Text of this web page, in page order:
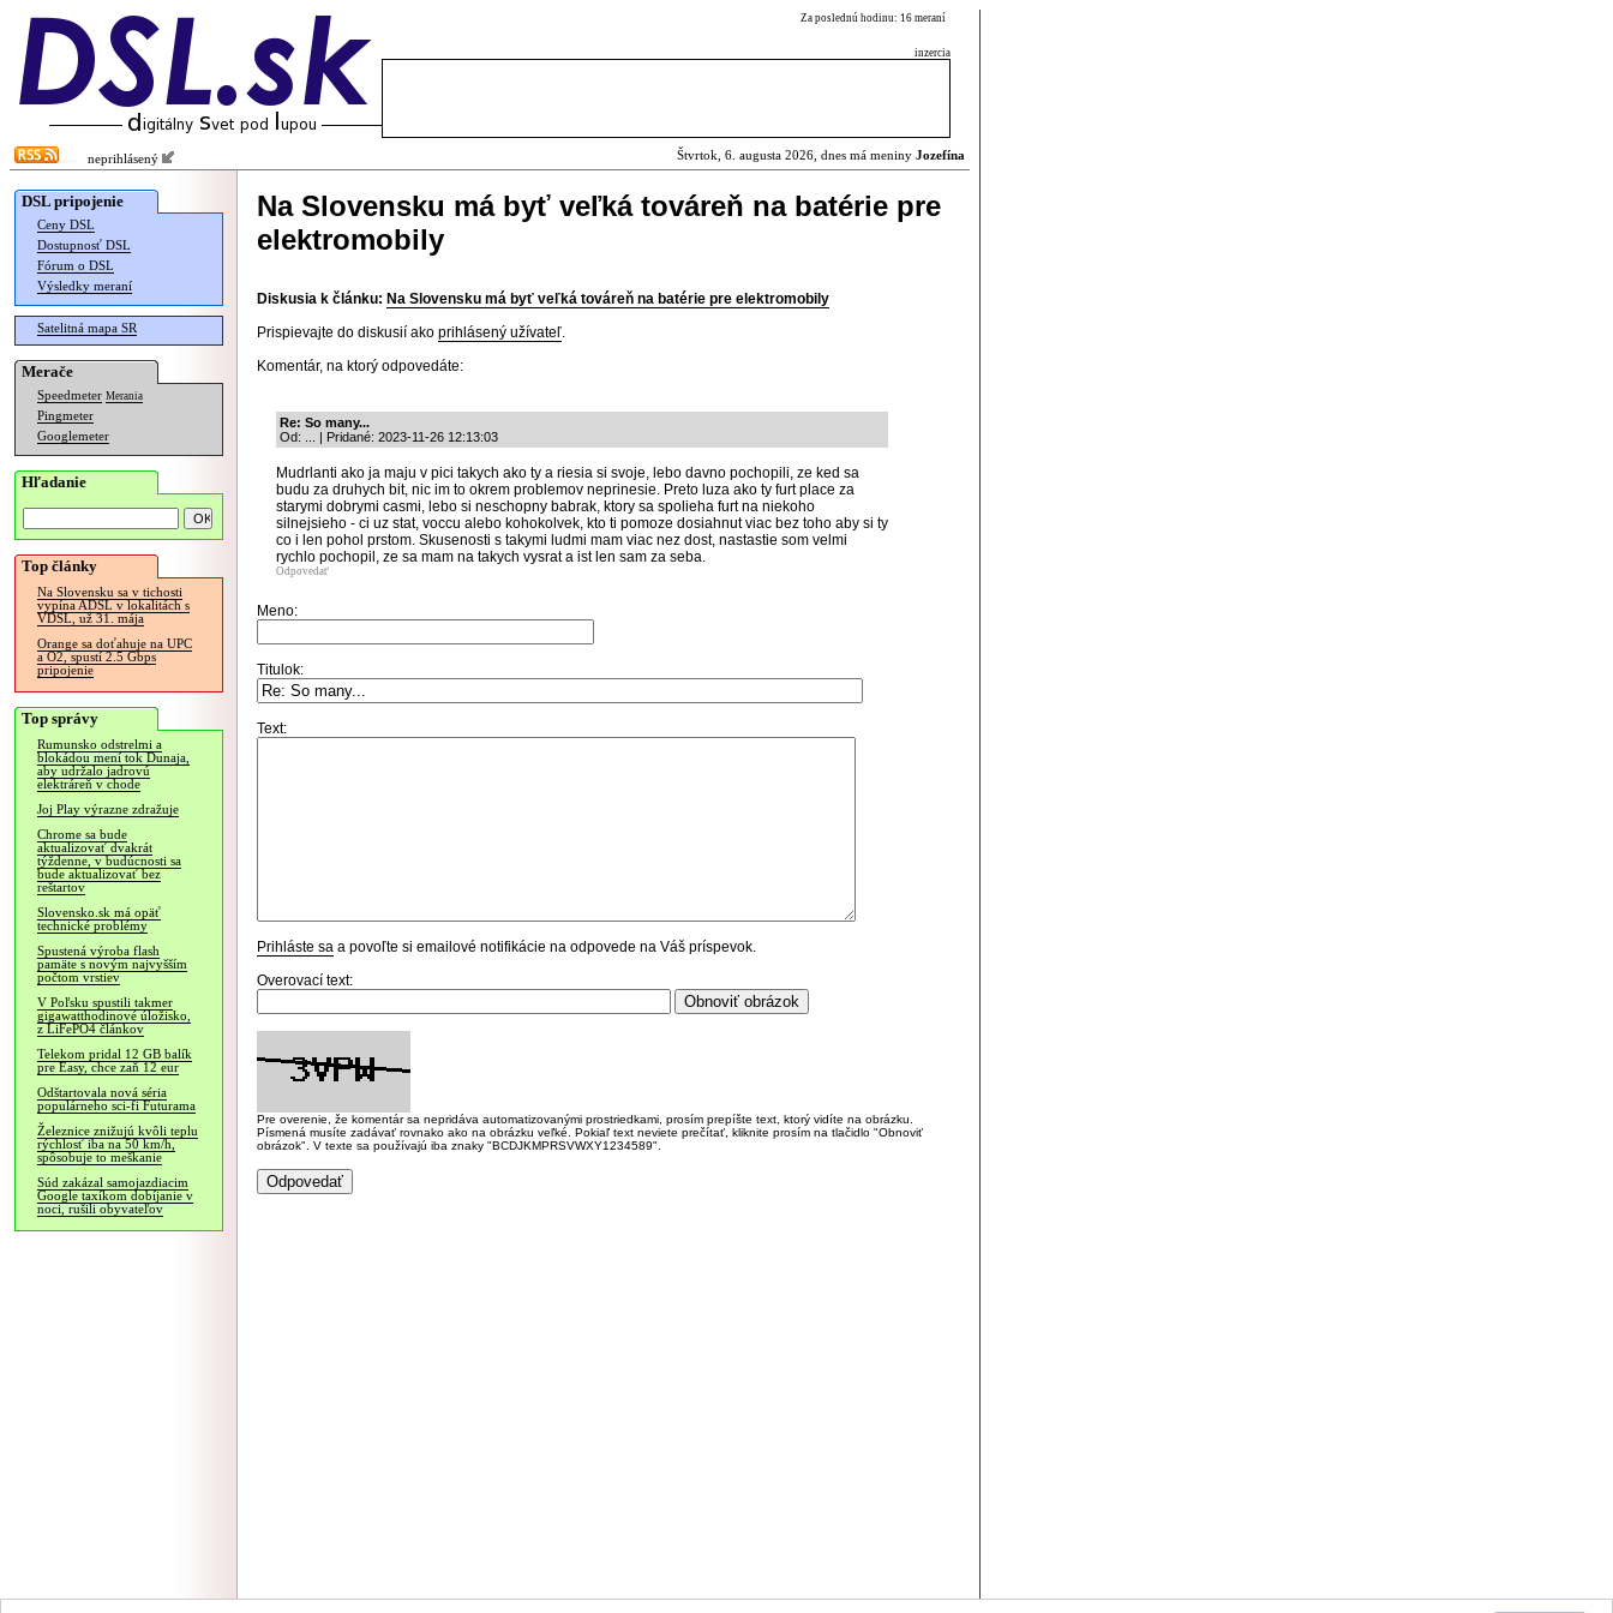
Za poslednú hodinu: 16 meraní
inzercia
neprihlásený Štvrtok, 6. augusta 2026, dnes má meniny Jozefína
DSL pripojenie
Ceny DSL
Dostupnosť DSL
Fórum o DSL
Výsledky meraní
Satelitná mapa SR
Merače
Speedmeter Merania
Pingmeter
Googlemeter
Hľadanie
Top články
Na Slovensku sa v tichosti
vypína ADSL v lokalitách s
VDSL, už 31. mája
Orange sa doťahuje na UPC
a O2, spustí 2.5 Gbps
pripojenie
Top správy
Rumunsko odstrelmi a
blokádou mení tok Dunaja,
aby udržalo jadrovú
elektráreň v chode
Joj Play výrazne zdražuje
Chrome sa bude
aktualizovať dvakrát
týždenne, v budúcnosti sa
bude aktualizovať bez
reštartov
Slovensko.sk má opäť
technické problémy
Spustená výroba flash
pamäte s novým najvyšším
počtom vrstiev
V Poľsku spustili takmer
gigawatthodinové úložisko,
z LiFePO4 článkov
Telekom pridal 12 GB balík
pre Easy, chce zaň 12 eur
Odštartovala nová séria
populárneho sci-fi Futurama
Železnice znižujú kvôli teplu
rýchlosť iba na 50 km/h,
spôsobuje to meškanie
Súd zakázal samojazdiacim
Google taxíkom dobíjanie v
noci, rušili obyvateľov
Na Slovensku má byť veľká továreň na batérie pre
elektromobily
Diskusia k článku: Na Slovensku má byť veľká továreň na batérie pre elektromobily
Prispievajte do diskusií ako prihlásený užívateľ.
Komentár, na ktorý odpovedáte:
Re: So many...
Od: ... | Pridané: 2023-11-26 12:13:03
Mudrlanti ako ja maju v pici takych ako ty a riesia si svoje, lebo davno pochopili, ze ked sa
budu za druhych bit, nic im to okrem problemov neprinesie. Preto luza ako ty furt place za
starymi dobrymi casmi, lebo si neschopny babrak, ktory sa spolieha furt na niekoho
silnejsieho - ci uz stat, voccu alebo kohokolvek, kto ti pomoze dosiahnut viac bez toho aby si ty
co i len pohol prstom. Skusenosti s takymi ludmi mam viac nez dost, nastastie som velmi
rychlo pochopil, ze sa mam na takych vysrat a ist len sam za seba.
Odpovedať
Meno:
Titulok:
Text:
Prihláste sa a povoľte si emailové notifikácie na odpovede na Váš príspevok.
Overovací text:
Pre overenie, že komentár sa nepridáva automatizovanými prostriedkami, prosím prepíšte text, ktorý vidíte na obrázku.
Písmená musíte zadávať rovnako ako na obrázku veľké. Pokiaľ text neviete prečítať, kliknite prosím na tlačidlo "Obnoviť
obrázok". V texte sa používajú iba znaky "BCDJKMPRSVWXY1234589".